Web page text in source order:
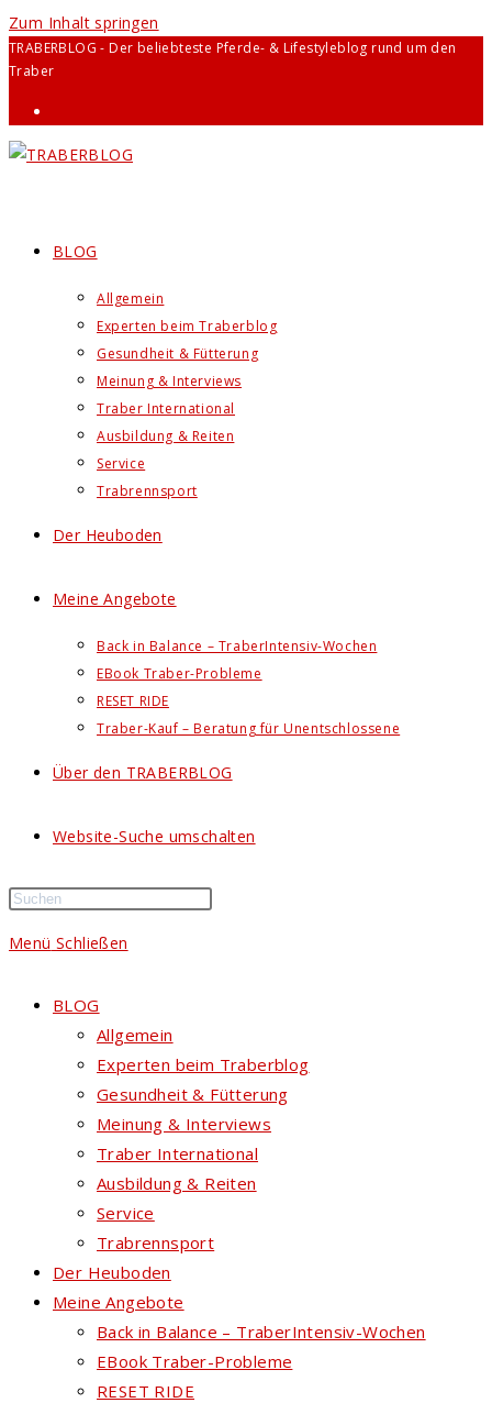
Zum Inhalt springen
TRABERBLOG - Der beliebteste Pferde- & Lifestyleblog rund um den
Traber
BLOG
Allgemein
Experten beim Traberblog
Gesundheit & Fütterung
Meinung & Interviews
Traber International
Ausbildung & Reiten
Service
Trabrennsport
Der Heuboden
Meine Angebote
Back in Balance – TraberIntensiv-Wochen
EBook Traber-Probleme
RESET RIDE
Traber-Kauf – Beratung für Unentschlossene
Über den TRABERBLOG
Website-Suche umschalten
Menü Schließen
BLOG
Allgemein
Experten beim Traberblog
Gesundheit & Fütterung
Meinung & Interviews
Traber International
Ausbildung & Reiten
Service
Trabrennsport
Der Heuboden
Meine Angebote
Back in Balance – TraberIntensiv-Wochen
EBook Traber-Probleme
RESET RIDE